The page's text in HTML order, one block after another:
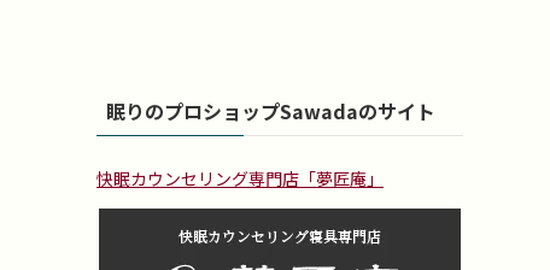
眠りのプロショップSawadaのサイト
快眠カウンセリング専門店「夢匠庵」